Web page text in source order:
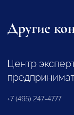
Другие
Центр
+7 (495) 247-4777